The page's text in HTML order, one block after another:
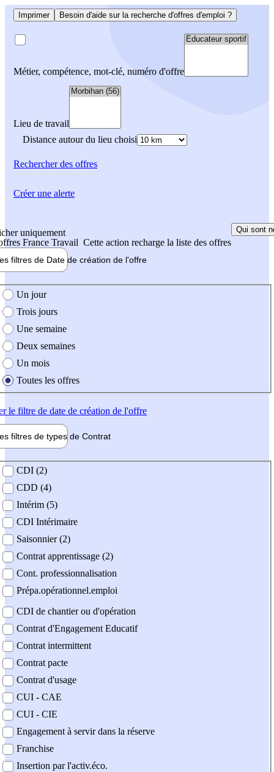
Imprimer Besoin d'aide sur la recherche d'offres d'emploi ?
Métier, compétence, mot-clé, numéro d'offre
Lieu de travail
Distance autour du lieu choisi
Rechercherdes offres
uniquement
France Travail Cette action recharge la liste des offres
Qui sont
filtres de Date de création de l'offre
création de l'offre
Un jour
Trois jours
Une semaine
Deux semaines
Un mois
Toutes les offres
le filtre de date de création de l'offre
filtres de types de Contrat
contrat
CDI (2)
CDD (4)
Intérim (5)
CDI Intérimaire
Saisonnier (2)
Contrat apprentissage (2)
Cont. professionnalisation
Prépa.opérationnel.emploi
CDI de chantier ou d'opération
Contrat d'Engagement Educatif
Contrat intermittent
Contrat pacte
Contrat d'usage
CUI - CAE
CUI - CIE
Engagement à servir dans la réserve
Franchise
Insertion par l'activ.éco.
Créer une alerte